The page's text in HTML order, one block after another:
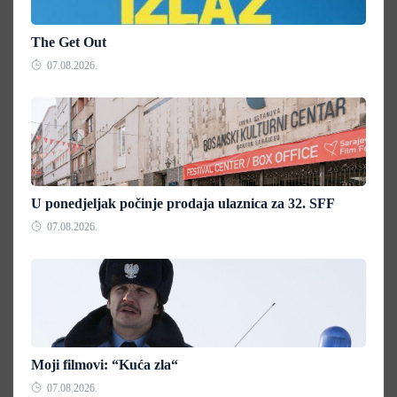
The Get Out
07.08.2026.
U ponedjeljak počinje prodaja ulaznica za 32. SFF
07.08.2026.
Moji filmovi: “Kuća zla“
07.08.2026.